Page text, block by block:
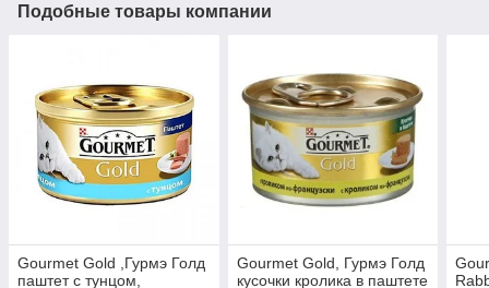
Подобные товары компании
Gourmet Gold ,Гурмэ Голд
паштет с тунцом,
Gourmet Gold, Гурмэ Голд
кусочки кролика в паштете